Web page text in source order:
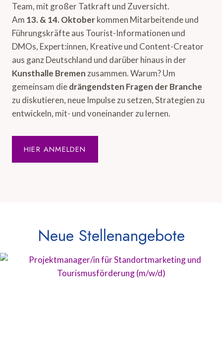
Team, mit großer Tatkraft und Zuversicht.
Am 13. & 14. Oktoberkommen Mitarbeitende und
Führungskräfte aus Tourist-Informationen und
DMOs, Expert:innen, Kreative und Content-Creator
aus ganz Deutschland und darüber hinaus in der
Kunsthalle Bremen zusammen. Warum? Um
gemeinsam diedrängendsten Fragen der Branche
zu diskutieren, neue Impulse zu setzen, Strategien zu
entwickeln, mit- und voneinander zu lernen.
HIER ANMELDEN
Neue Stellenangebote